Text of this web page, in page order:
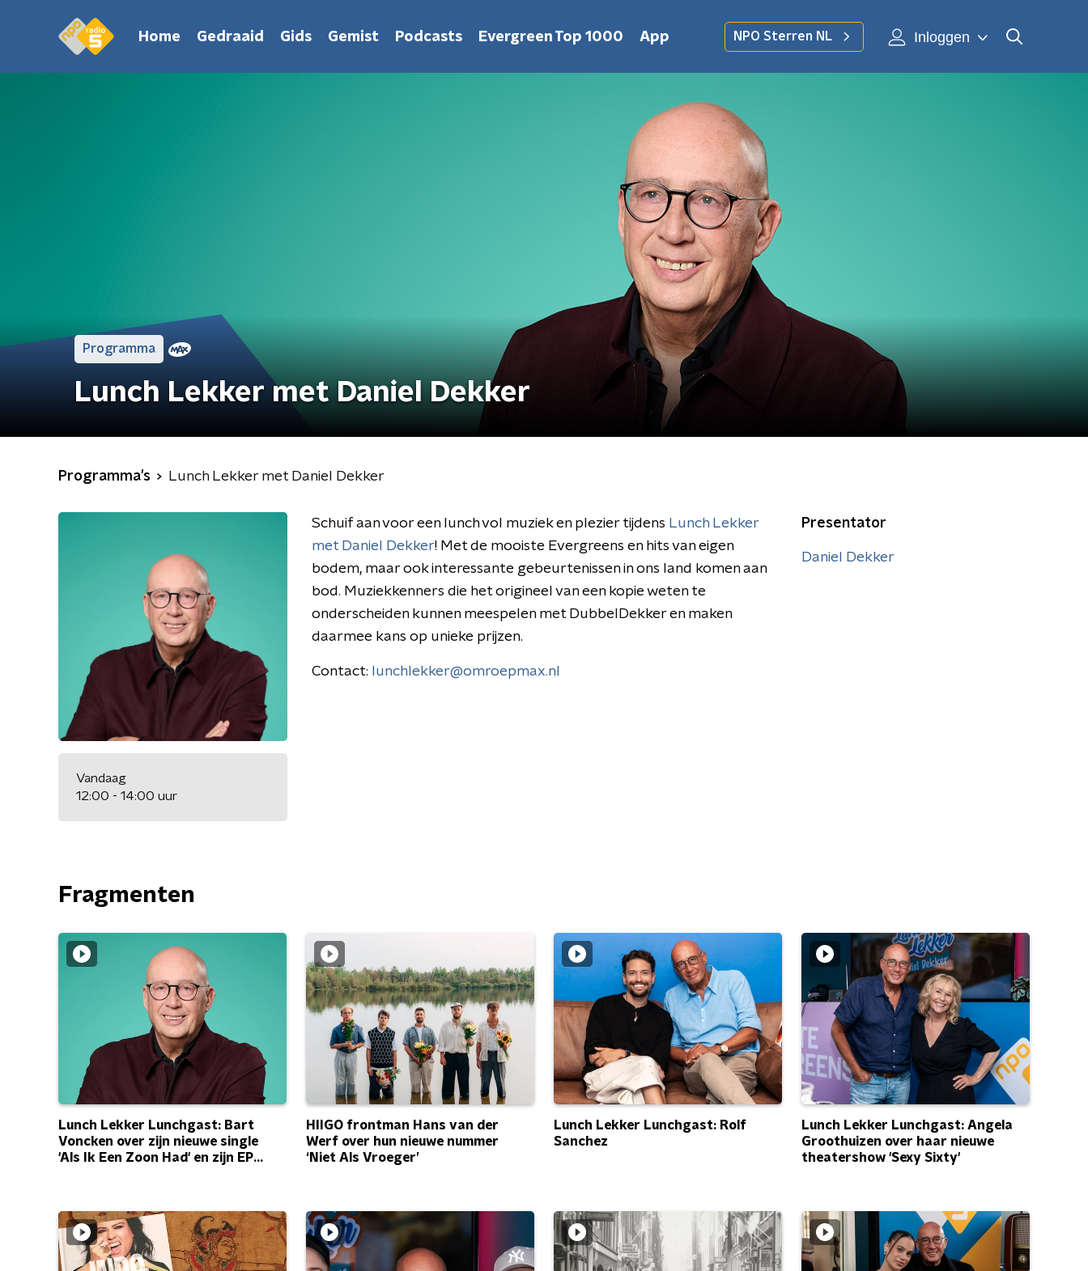
Home Gedraaid Gids Gemist Podcasts Evergreen Top 1000 App NPO Sterren NL Inloggen
Programma
Lunch Lekker met Daniel Dekker
Programma's Lunch Lekker met Daniel Dekker
Vandaag
12:00 - 14:00 uur
Schuif aan voor een lunch vol muziek en plezier tijdens Lunch Lekker
met Daniel Dekker! Met de mooiste Evergreens en hits van eigen
bodem, maar ook interessante gebeurtenissen in ons land komen aan
bod. Muziekkenners die het origineel van een kopie weten te
onderscheiden kunnen meespelen met DubbelDekker en maken
daarmee kans op unieke prijzen.
Contact: lunchlekker@omroepmax.nl
Presentator
Daniel Dekker
Fragmenten
Lunch Lekker Lunchgast: Bart
Voncken over zijn nieuwe single
'Als Ik Een Zoon Had' en zijn EP
HIIGO frontman Hans van der
Werf over hun nieuwe nummer
‘Niet Als Vroeger’
Lunch Lekker Lunchgast: Rolf
Sanchez
Lunch Lekker Lunchgast: Angela
Groothuizen over haar nieuwe
theatershow 'Sexy Sixty'